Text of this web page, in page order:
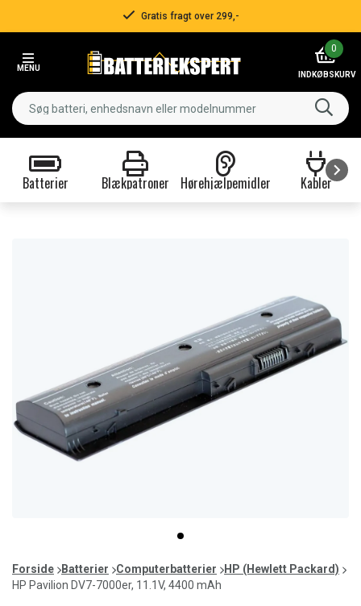
Gratis fragt over 299,-
MENU
0
INDKØBSKURV
Batterier Blækpatroner Hørehjælpemidler Kabler
item
0
of
1
Forside Batterier Computerbatterier
HP (Hewlett Packard)
HP Pavilion DV7-7000er, 11.1V, 4400 mAh